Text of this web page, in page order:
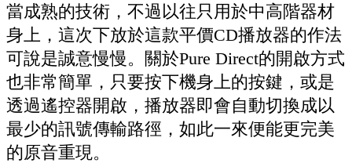
當成熟的技術，不過以往只用於中高階器材
身上，這次下放於這款平價CD播放器的作法
可說是誠意慢慢。關於Pure Direct的開啟方式
也非常簡單，只要按下機身上的按鍵，或是
透過遙控器開啟，播放器即會自動切換成以
最少的訊號傳輸路徑，如此一來便能更完美
的原音重現。